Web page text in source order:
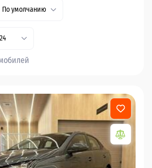
По умолчанию
24